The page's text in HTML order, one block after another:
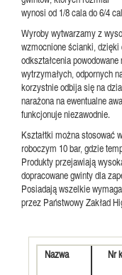
wynosi od 1/8 cala do 6/4
Wyroby wytwarzamy z
wzmocnione ścianki, dzięki
odkształcenia
wytrzymałych, odpornych
korzystnie odbija się na
narażona na ewentualne
funkcjonuje niezawodnie.
Kształtki można stosować
roboczym 10 bar, gdzie
Produkty przejawiają
dopracowane gwinty dla
Posiadają wszelkie
przez Państwowy Zakład
Nazwa Nr